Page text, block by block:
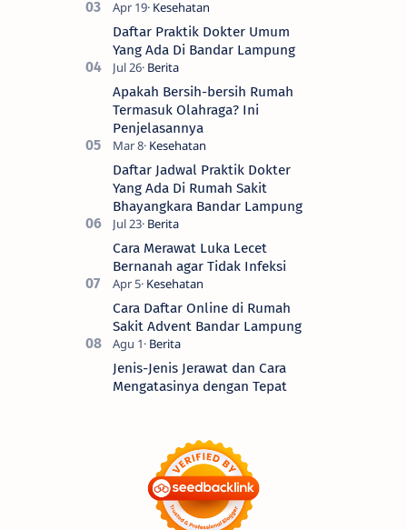
Daftar Praktik Dokter Umum
Yang Ada Di Bandar Lampung
Apakah Bersih-bersih Rumah
Termasuk Olahraga? Ini
Penjelasannya
Daftar Jadwal Praktik Dokter
Yang Ada Di Rumah Sakit
Bhayangkara Bandar Lampung
Cara Merawat Luka Lecet
Bernanah agar Tidak Infeksi
Cara Daftar Online di Rumah
Sakit Advent Bandar Lampung
Jenis-Jenis Jerawat dan Cara
Mengatasinya dengan Tepat